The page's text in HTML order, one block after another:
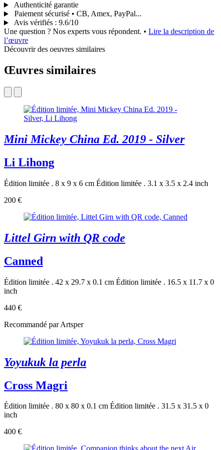
Authenticité garantie
Paiement sécurisé • CB, Amex, PayPal...
Avis vérifiés : 9.6/10
Une question ? Nos experts vous répondent. • Lire la description de
l’œuvre
Découvrir des oeuvres similaires
Œuvres similaires
Mini Mickey China Ed. 2019 - Silver
Li Lihong
Édition limitée . 8 x 9 x 6 cm Édition limitée . 3.1 x 3.5 x 2.4 inch
200 €
Littel Girn with QR code
Canned
Édition limitée . 42 x 29.7 x 0.1 cm Édition limitée . 16.5 x 11.7 x 0
inch
440 €
Recommandé par Artsper
Yoyukuk la perla
Cross Magri
Édition limitée . 80 x 80 x 0.1 cm Édition limitée . 31.5 x 31.5 x 0
inch
400 €